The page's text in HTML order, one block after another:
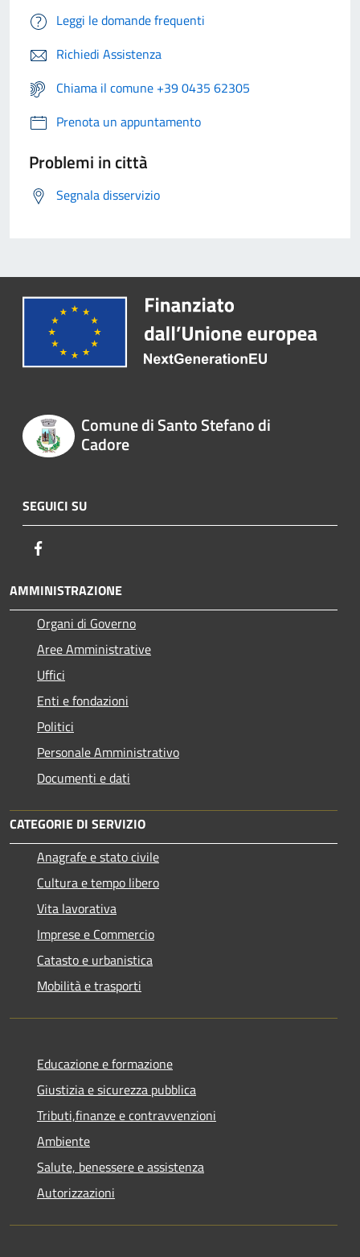
Leggi le domande frequenti
Richiedi Assistenza
Chiama il comune +39 0435 62305
Prenota un appuntamento
Problemi in città
Segnala disservizio
Comune di Santo Stefano di
Cadore
SEGUICI SU
AMMINISTRAZIONE
Organi di Governo
Aree Amministrative
Uffici
Enti e fondazioni
Politici
Personale Amministrativo
Documenti e dati
CATEGORIE DI SERVIZIO
Anagrafe e stato civile
Cultura e tempo libero
Vita lavorativa
Imprese e Commercio
Catasto e urbanistica
Mobilità e trasporti
Educazione e formazione
Giustizia e sicurezza pubblica
Tributi,finanze e contravvenzioni
Ambiente
Salute, benessere e assistenza
Autorizzazioni